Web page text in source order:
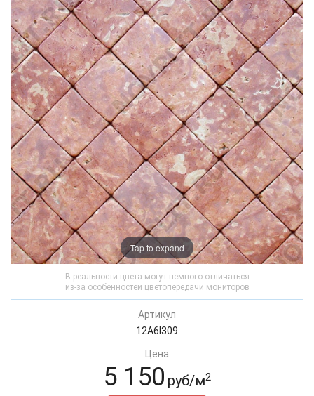
Tap to expand
В реальности цвета могут немного отличаться
из-за особенностей цветопередачи мониторов
Артикул
12A6I309
Цена
5 150 руб/м2